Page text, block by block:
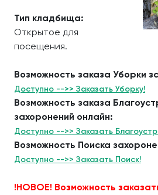
Тип кладбища:
Открытое для
посещения.
Возможность заказа Уборки
Доступно -->> Заказать Уборку!
Возможность заказа
захоронений онлайн:
Доступно -->> Заказать
Возможность Поиска
Доступно -->> Заказать Поиск!
!НОВОЕ! Возможность